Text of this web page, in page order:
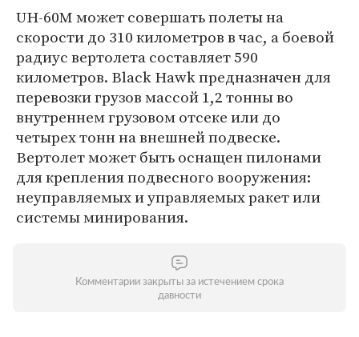
UH-60M может совершать полеты на
скорости до 310 километров в час, а боевой
радиус вертолета составляет 590
километров. Black Hawk предназначен для
перевозки грузов массой 1,2 тонны во
внутреннем грузовом отсеке или до
четырех тонн на внешней подвеске.
Вертолет может быть оснащен пилонами
для крепления подвесного вооружения:
неуправляемых и управляемых ракет или
системы минирования.
Комментарии закрыты за истечением срока
давности